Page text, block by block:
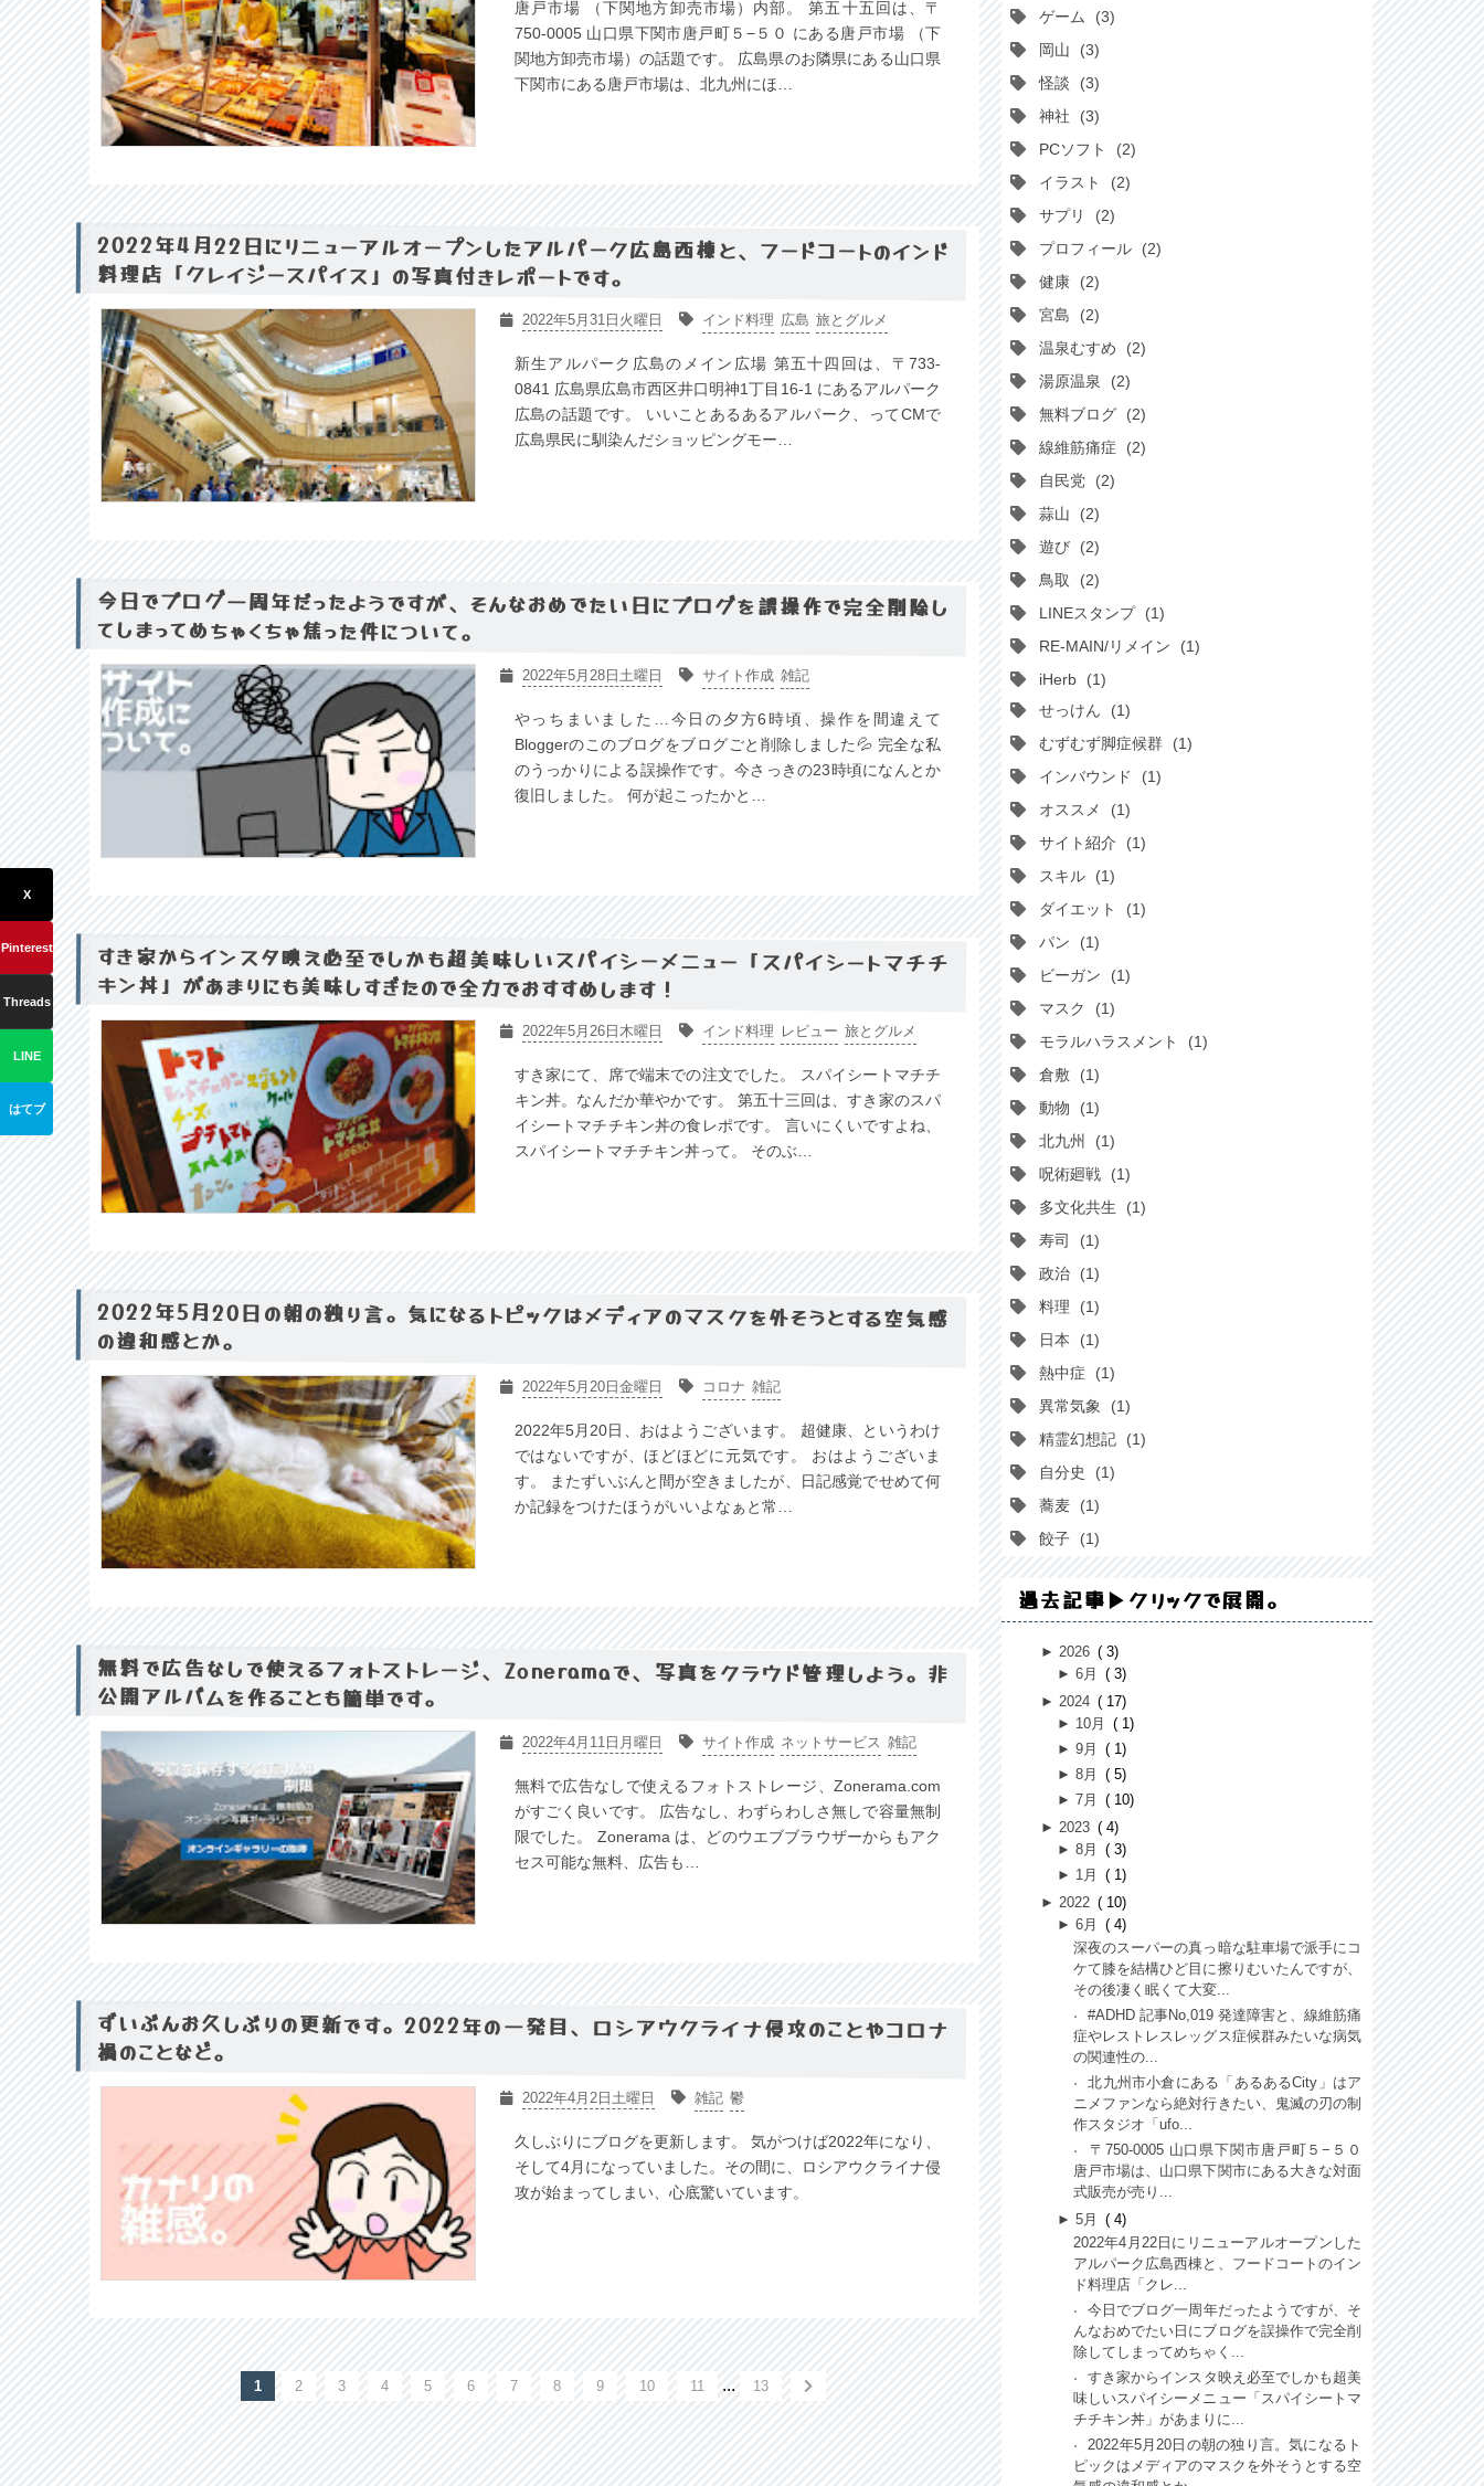
唐戸市場 （下関地方卸売市場）内部。 第五十五回は、〒
750-0005 山口県下関市唐戸町５−５０ にある唐戸市場 （下
関地方卸売市場）の話題です。 広島県のお隣県にある山口県
下関市にある唐戸市場は、北九州にほ…
2022年4月22日にリニューアルオープンしたアルパーク広島西棟と、フードコートのインド
料理店「クレイジースパイス」の写真付きレポートです。
2022年5月31日火曜日 インド料理 広島 旅とグルメ
新生アルパーク広島のメイン広場 第五十四回は、〒733-
0841 広島県広島市西区井口明神1丁目16-1 にあるアルパーク
広島の話題です。 いいことあるあるアルパーク、ってCMで
広島県民に馴染んだショッピングモー…
今日でブログ一周年だったようですが、そんなおめでたい日にブログを誤操作で完全削除し
てしまってめちゃくちゃ焦った件について。
2022年5月28日土曜日 サイト作成 雑記
やっちまいました…今日の夕方6時頃、操作を間違えて
Bloggerのこのブログをブログごと削除しました💦 完全な私
のうっかりによる誤操作です。今さっきの23時頃になんとか
復旧しました。 何が起こったかと…
すき家からインスタ映え必至でしかも超美味しいスパイシーメニュー「スパイシートマチチ
キン丼」があまりにも美味しすぎたので全力でおすすめします！
2022年5月26日木曜日 インド料理 レビュー 旅とグルメ
すき家にて、席で端末での注文でした。 スパイシートマチチ
キン丼。なんだか華やかです。 第五十三回は、すき家のスパ
イシートマチチキン丼の食レポです。 言いにくいですよね、
スパイシートマチチキン丼って。 そのぶ…
2022年5月20日の朝の独り言。気になるトピックはメディアのマスクを外そうとする空気感
の違和感とか。
2022年5月20日金曜日 コロナ 雑記
2022年5月20日、おはようございます。 超健康、というわけ
ではないですが、ほどほどに元気です。 おはようございま
す。 またずいぶんと間が空きましたが、日記感覚でせめて何
か記録をつけたほうがいいよなぁと常…
無料で広告なしで使えるフォトストレージ、Zoneramaで、写真をクラウド管理しよう。非
公開アルバムを作ることも簡単です。
2022年4月11日月曜日 サイト作成 ネットサービス 雑記
無料で広告なしで使えるフォトストレージ、Zonerama.com
がすごく良いです。 広告なし、わずらわしさ無しで容量無制
限でした。 Zonerama は、どのウエブブラウザーからもアク
セス可能な無料、広告も…
ずいぶんお久しぶりの更新です。2022年の一発目、ロシアウクライナ侵攻のことやコロナ
禍のことなど。
2022年4月2日土曜日 雑記 鬱
久しぶりにブログを更新します。 気がつけば2022年になり、
そして4月になっていました。その間に、ロシアウクライナ侵
攻が始まってしまい、心底驚いています。
1 2 3 4 5 6 7 8 9 10 11 ... 13
ゲーム
3
岡山
3
怪談
3
神社
3
PCソフト
2
イラスト
2
サプリ
2
プロフィール
2
健康
2
宮島
2
温泉むすめ
2
湯原温泉
2
無料ブログ
2
線維筋痛症
2
自民党
2
蒜山
2
遊び
2
鳥取
2
LINEスタンプ
1
RE-MAIN/リメイン
1
iHerb
1
せっけん
1
むずむず脚症候群
1
インバウンド
1
オススメ
1
サイト紹介
1
スキル
1
ダイエット
1
パン
1
ビーガン
1
マスク
1
モラルハラスメント
1
倉敷
1
動物
1
北九州
1
呪術廻戦
1
多文化共生
1
寿司
1
政治
1
料理
1
日本
1
熱中症
1
異常気象
1
精霊幻想記
1
自分史
1
蕎麦
1
餃子
1
過去記事▶クリックで展開。
►2026
3
►6月
3
►2024
17
► 10月
1
►9月
1
►8月
5
►7月
10
►2023
4
►8月
3
► 1月
1
►2022
10
►6月
4
深夜のスーパーの真っ暗な駐車場で派手にコ
ケて膝を結構ひど目に擦りむいたんですが、
その後凄く眠くて大変...
#ADHD 記事No,019 発達障害と、線維筋痛
症やレストレスレッグス症候群みたいな病気
の関連性の...
北九州市小倉にある「あるあるCity」はア
ニメファンなら絶対行きたい、鬼滅の刃の制
作スタジオ「ufo...
〒750-0005 山口県下関市唐戸町５−５０
唐戸市場は、山口県下関市にある大きな対面
式販売が売り...
►5月
4
2022年4月22日にリニューアルオープンした
アルパーク広島西棟と、フードコートのイン
ド料理店「クレ...
今日でブログ一周年だったようですが、そ
んなおめでたい日にブログを誤操作で完全削
除してしまってめちゃく...
すき家からインスタ映え必至でしかも超美
味しいスパイシーメニュー「スパイシートマ
チチキン丼」があまりに...
2022年5月20日の朝の独り言。気になるト
ピックはメディアのマスクを外そうとする空
X
Pinterest
Threads
LINE
はてブ